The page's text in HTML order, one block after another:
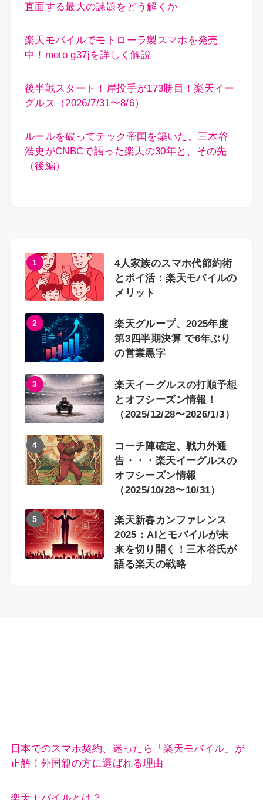
直面する最大の課題をどう解くか
楽天モバイルでモトローラ製スマホを発売
中！moto g37jを詳しく解説
後半戦スタート！岸投手が173勝目！楽天イー
グルス（2026/7/31〜8/6）
ルールを破ってテック帝国を築いた。三木谷
浩史がCNBCで語った楽天の30年と、その先
（後編）
1
4人家族のスマホ代節約術
とポイ活：楽天モバイルの
メリット
2
楽天グループ、2025年度
第3四半期決算 で6年ぶり
の営業黒字
3
楽天イーグルスの打順予想
とオフシーズン情報！
（2025/12/28〜2026/1/3）
4
コーチ陣確定、戦力外通
告・・・楽天イーグルスの
オフシーズン情報
（2025/10/28〜10/31）
5
楽天新春カンファレンス
2025：AIとモバイルが未
来を切り開く！三木谷氏が
語る楽天の戦略
日本でのスマホ契約、迷ったら「楽天モバイル」が
正解！外国籍の方に選ばれる理由